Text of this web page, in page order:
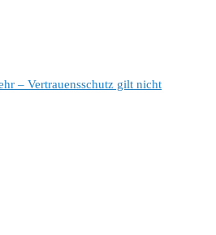
– Vertrauensschutz gilt nicht